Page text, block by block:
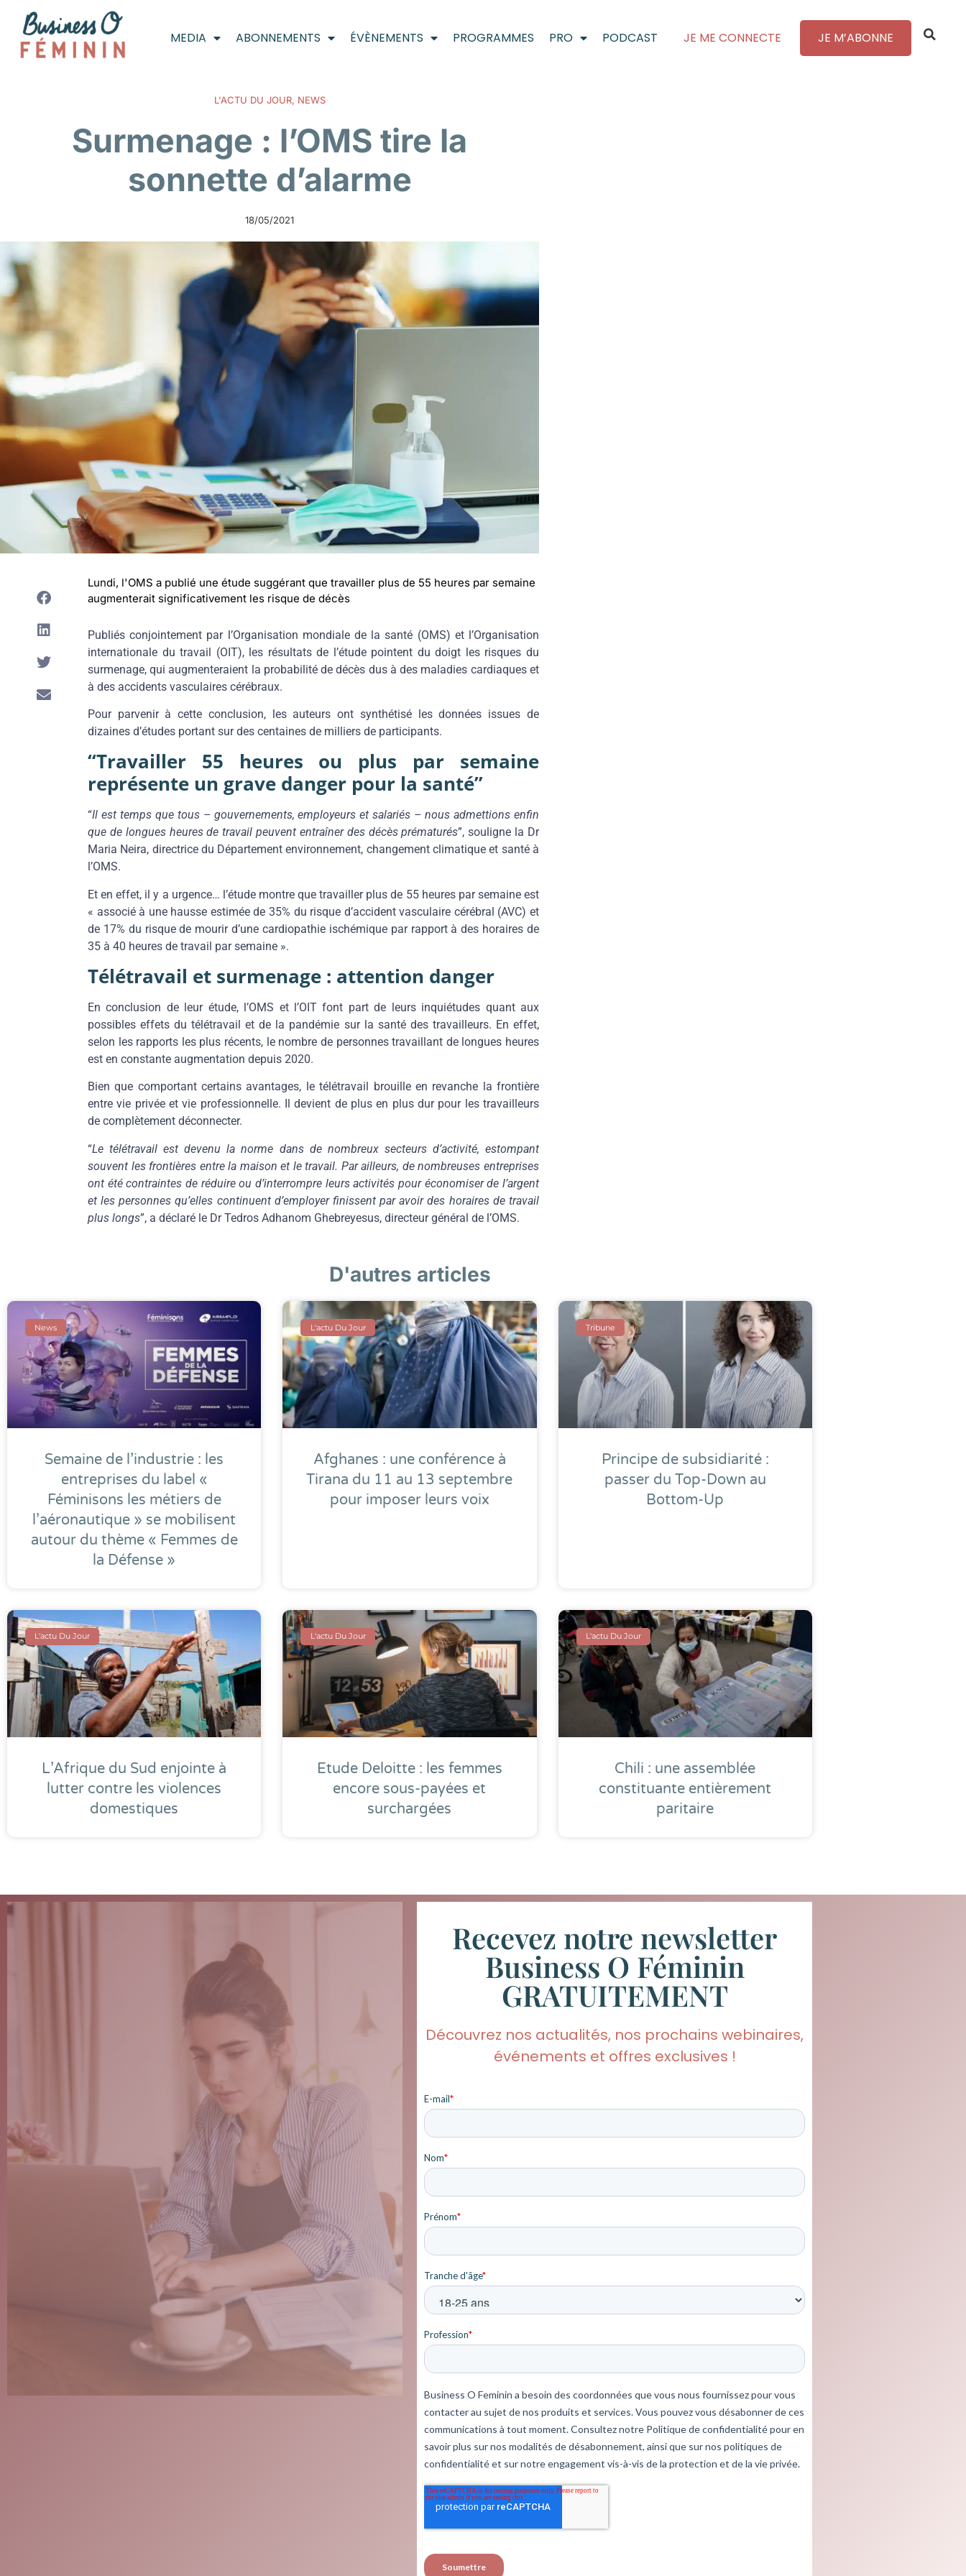
MEDIA ABONNEMENTS ÉVÈNEMENTS PROGRAMMES PRO PODCAST JE ME CONNECTE JE M’ABONNE
L'ACTU DU JOUR, NEWS
Surmenage : l’OMS tire la
sonnette d’alarme
18/05/2021
Lundi, l'OMS a publié une étude suggérant que travailler plus de 55 heures par semaine
augmenterait significativement les risque de décès
Publiés conjointement par l’Organisation mondiale de la santé (OMS) et l’Organisation
internationale du travail (OIT), les résultats de l’étude pointent du doigt les risques du
surmenage, qui augmenteraient la probabilité de décès dus à des maladies cardiaques et
à des accidents vasculaires cérébraux.
Pour parvenir à cette conclusion, les auteurs ont synthétisé les données issues de
dizaines d’études portant sur des centaines de milliers de participants.
“Travailler 55 heures ou plus par semaine
représente un grave danger pour la santé”
“Il est temps que tous – gouvernements, employeurs et salariés – nous admettions enfin
que de longues heures de travail peuvent entraîner des décès prématurés”, souligne la Dr
Maria Neira, directrice du Département environnement, changement climatique et santé à
l’OMS.
Et en effet, il y a urgence… l’étude montre que travailler plus de 55 heures par semaine est
« associé à une hausse estimée de 35% du risque d’accident vasculaire cérébral (AVC) et
de 17% du risque de mourir d’une cardiopathie ischémique par rapport à des horaires de
35 à 40 heures de travail par semaine ».
Télétravail et surmenage : attention danger
En conclusion de leur étude, l’OMS et l’OIT font part de leurs inquiétudes quant aux
possibles effets du télétravail et de la pandémie sur la santé des travailleurs. En effet,
selon les rapports les plus récents, le nombre de personnes travaillant de longues heures
est en constante augmentation depuis 2020.
Bien que comportant certains avantages, le télétravail brouille en revanche la frontière
entre vie privée et vie professionnelle. Il devient de plus en plus dur pour les travailleurs
de complètement déconnecter.
“Le télétravail est devenu la norme dans de nombreux secteurs d’activité, estompant
souvent les frontières entre la maison et le travail. Par ailleurs, de nombreuses entreprises
ont été contraintes de réduire ou d’interrompre leurs activités pour économiser de l’argent
et les personnes qu’elles continuent d’employer finissent par avoir des horaires de travail
plus longs”, a déclaré le Dr Tedros Adhanom Ghebreyesus, directeur général de l’OMS.
D'autres articles
News
Semaine de l’industrie : les
entreprises du label «
Féminisons les métiers de
l’aéronautique » se mobilisent
autour du thème « Femmes de
la Défense »
L'actu Du Jour
Afghanes : une conférence à
Tirana du 11 au 13 septembre
pour imposer leurs voix
Tribune
Principe de subsidiarité :
passer du Top-Down au
Bottom-Up
L'actu Du Jour
L’Afrique du Sud enjointe à
lutter contre les violences
domestiques
L'actu Du Jour
Etude Deloitte : les femmes
encore sous-payées et
surchargées
L'actu Du Jour
Chili : une assemblée
constituante entièrement
paritaire
Recevez notre newsletter
Business O Féminin
GRATUITEMENT
Découvrez nos actualités, nos prochains webinaires,
événements et offres exclusives !